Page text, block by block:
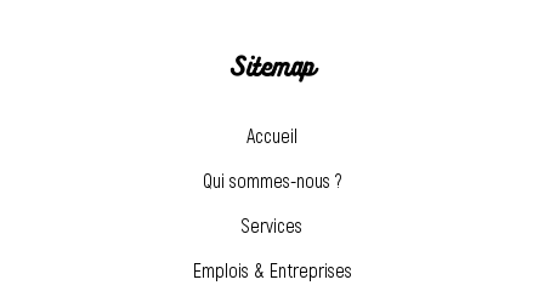
Sitemap
Accueil
Qui sommes-nous ?
Services
Emplois & Entreprises